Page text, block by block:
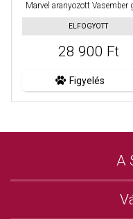
Marvel aranyozott Vasember
ELFOGYOTT
28 900 Ft
Figyelés
A